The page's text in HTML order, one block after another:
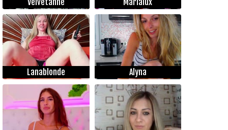
Velvetanne Marialux
Lanablonde Alyna